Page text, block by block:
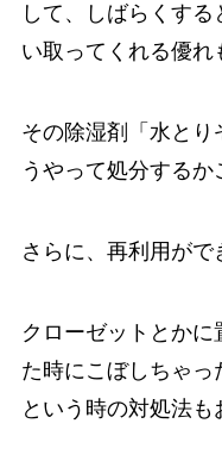
して、しばらくす
い取ってくれる優れ
その除湿剤「水と
うやって処分するか
さらに、再利用がで
クローゼットとかに
た時にこぼしちゃっ
という時の対処法も